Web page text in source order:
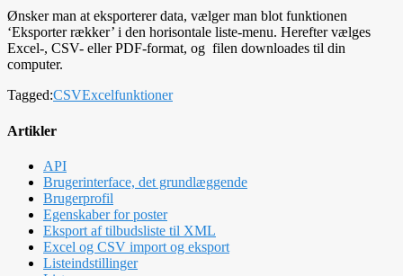
Ønsker man at eksporterer data, vælger man blot funktionen
‘Eksporter rækker’ i den horisontale liste-menu. Herefter vælges
Excel-, CSV- eller PDF-format, og filen downloades til din
computer.
Tagged:CSVExcelfunktioner
Artikler
API
Brugerinterface, det grundlæggende
Brugerprofil
Egenskaber for poster
Eksport af tilbudsliste til XML
Excel og CSV import og eksport
Listeindstillinger